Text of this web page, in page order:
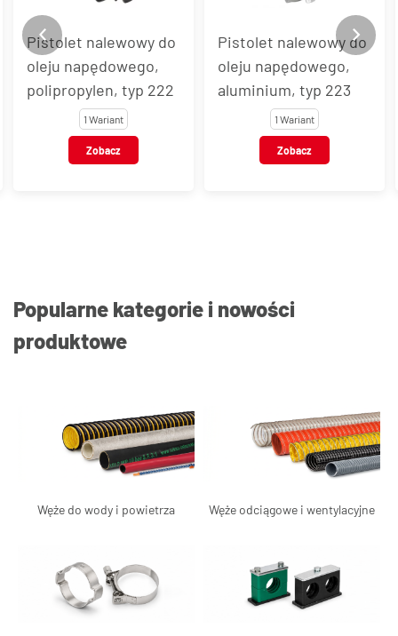
Pistolet nalewowy do
oleju napędowego,
aluminium, typ 223
1 Wariant
Zobacz
Automatyczny
pistolet nalewowy do
oleju napędowego,
aluminium, typ 227
1 Wariant
Zobacz
Popularne kategorie i nowości
produktowe
Węże do wody i powietrza Węże odciągowe i wentylacyjne